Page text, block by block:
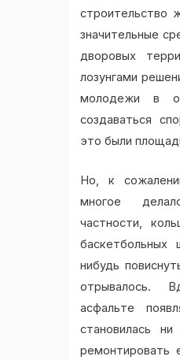
строительство
значительные
дворовых
лозунгами
молодежи в
создаваться
это были
Но, к
многое
частности,
нибудь
отрывалось.
асфальте
становилась
ремонтировать